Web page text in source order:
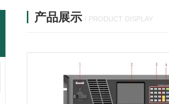
产品展示 / PRODUCT DISPLAY